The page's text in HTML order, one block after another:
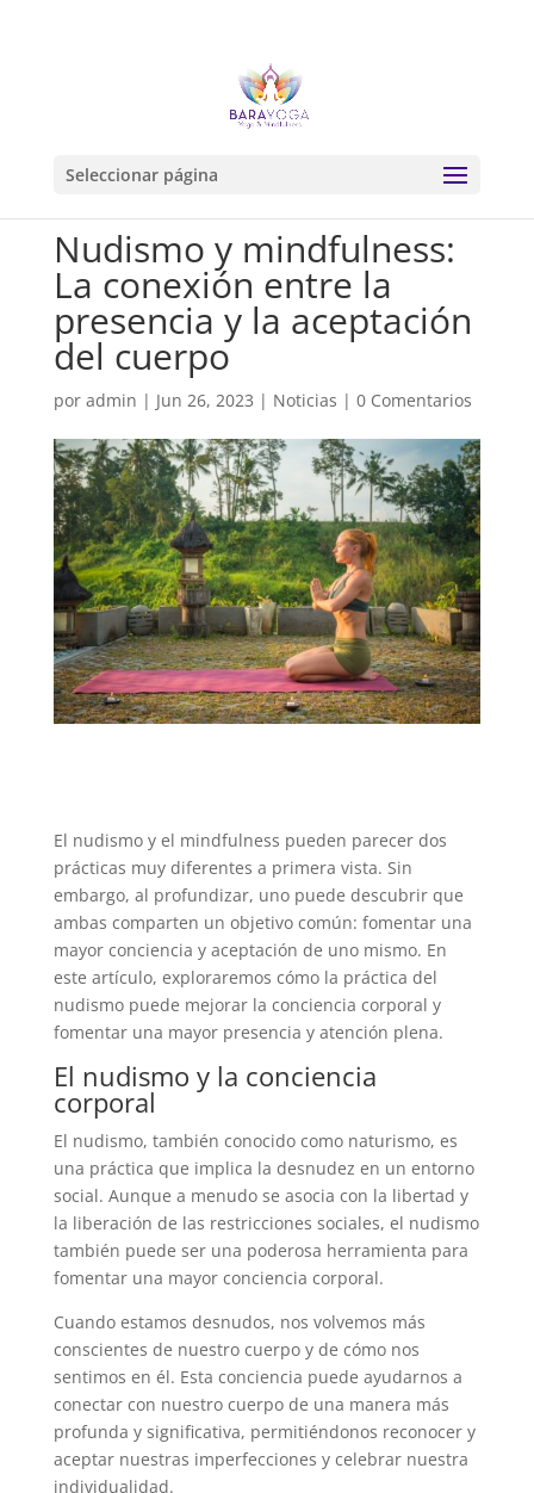
Seleccionar página
Nudismo y mindfulness:
La conexión entre la
presencia y la aceptación
del cuerpo
por admin | Jun 26, 2023 | Noticias | 0 Comentarios
El nudismo y el mindfulness pueden parecer dos
prácticas muy diferentes a primera vista. Sin
embargo, al profundizar, uno puede descubrir que
ambas comparten un objetivo común: fomentar una
mayor conciencia y aceptación de uno mismo. En
este artículo, exploraremos cómo la práctica del
nudismo puede mejorar la conciencia corporal y
fomentar una mayor presencia y atención plena.
El nudismo y la conciencia
corporal
El nudismo, también conocido como naturismo, es
una práctica que implica la desnudez en un entorno
social. Aunque a menudo se asocia con la libertad y
la liberación de las restricciones sociales, el nudismo
también puede ser una poderosa herramienta para
fomentar una mayor conciencia corporal.
Cuando estamos desnudos, nos volvemos más
conscientes de nuestro cuerpo y de cómo nos
sentimos en él. Esta conciencia puede ayudarnos a
conectar con nuestro cuerpo de una manera más
profunda y significativa, permitiéndonos reconocer y
aceptar nuestras imperfecciones y celebrar nuestra
individualidad.